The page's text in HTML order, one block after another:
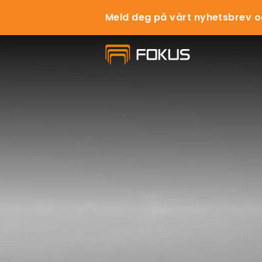
Meld deg på vårt nyhetsbrev